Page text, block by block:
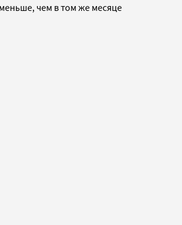
чем в том же месяце